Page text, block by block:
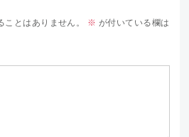
とはありません。
※ が付いている欄は